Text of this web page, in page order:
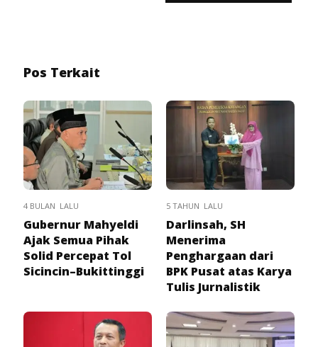
Pos Terkait
4 BULAN LALU
Gubernur Mahyeldi
Ajak Semua Pihak
Solid Percepat Tol
Sicincin–Bukittinggi
5 TAHUN LALU
Darlinsah, SH
Menerima
Penghargaan dari
BPK Pusat atas Karya
Tulis Jurnalistik